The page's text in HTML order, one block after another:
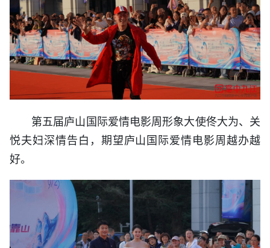
第五届庐山国际爱情电影周形象大使佟大为、关
悦夫妇深情告白，期望庐山国际爱情电影周越办越
好。